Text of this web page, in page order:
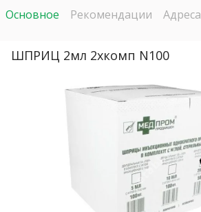
Основное Рекомендации Адреса
ШПРИЦ 2мл 2хкомп N100